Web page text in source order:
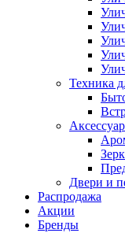
Техника
Двери и
Распродажа
Акции
Бренды